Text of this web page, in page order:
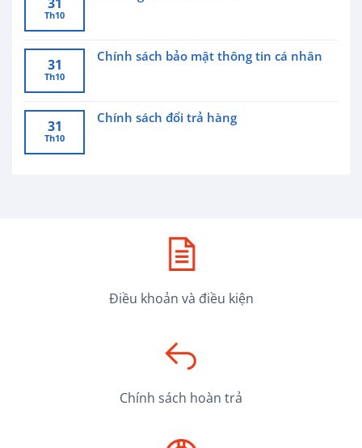
Th10
31
Th10
Chính sách bảo mật thông tin cá nhân
31
Th10
Chính sách đổi trả hàng
Điều khoản và điều kiện
Chính sách hoàn trả